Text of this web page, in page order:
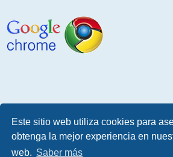
Este sitio web utiliza cookies para
obtenga la mejor experiencia en
web. Saber más